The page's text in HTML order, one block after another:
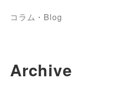
コラム・Blog
Archive